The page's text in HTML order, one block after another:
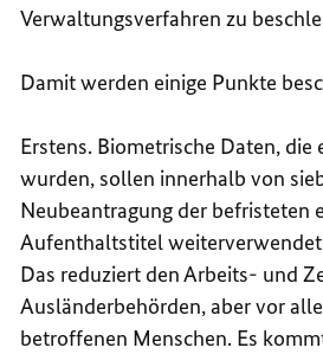
Verwaltungsverfahren zu
Damit werden einige Punkte
Erstens. Biometrische Daten, die
wurden, sollen innerhalb von
Neubeantragung der befristeten
Aufenthaltstitel
Das reduziert den Arbeits- und
Ausländerbehörden, aber vor
betroffenen Menschen. Es